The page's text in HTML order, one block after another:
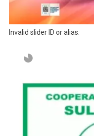
Invalid slider ID or alias.